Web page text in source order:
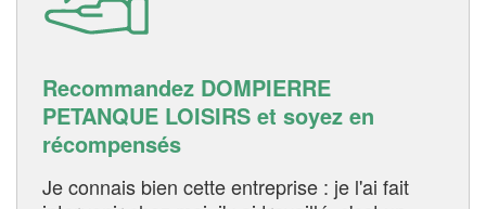
Recommandez DOMPIERRE
PETANQUE LOISIRS et soyez en
récompensés
Je connais bien cette entreprise : je l'ai fait